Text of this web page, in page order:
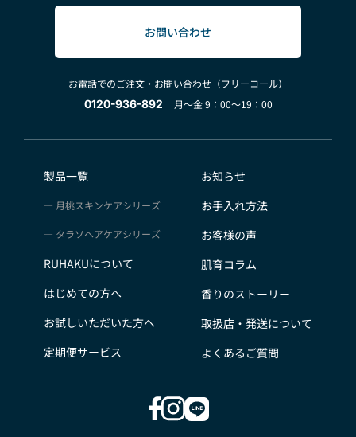
お問い合わせ
お電話でのご注文・お問い合わせ（フリーコール）
0120-936-892
月～金 9：00～19：00
製品一覧
月桃スキンケアシリーズ
タラソヘアケアシリーズ
RUHAKUについて
はじめての方へ
お試しいただいた方へ
定期便サービス
お知らせ
お手入れ方法
お客様の声
肌育コラム
香りのストーリー
取扱店・発送について
よくあるご質問